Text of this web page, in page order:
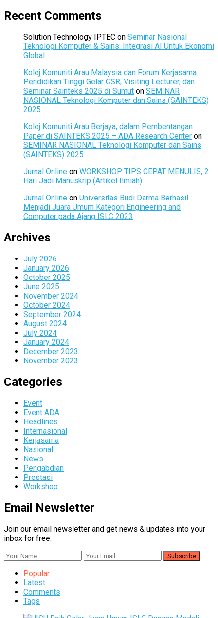
Recent Comments
Solution Technology IPTEC on Seminar Nasional
Teknologi Komputer & Sains: Integrasi AI Untuk Ekonomi
Global
Kolej Komuniti Arau Malaysia dan Forum Kerjasama
Pendidikan Tinggi Gelar CSR, Visiting Lecturer, dan
Seminar Sainteks 2025 di Sumut on SEMINAR
NASIONAL Teknologi Komputer dan Sains (SAINTEKS)
2025
Kolej Komuniti Arau Berjaya, dalam Pembentangan
Paper di SAINTEKS 2025 – ADA Research Center on
SEMINAR NASIONAL Teknologi Komputer dan Sains
(SAINTEKS) 2025
Jurnal Online on WORKSHOP TIPS CEPAT MENULIS, 2
Hari Jadi Manuskrip (Artikel Ilmiah)
Jurnal Online on Universitas Budi Darma Berhasil
Menjadi Juara Umum Kategori Engineering and
Computer pada Ajang ISLC 2023
Archives
July 2026
January 2026
October 2025
June 2025
November 2024
October 2024
September 2024
August 2024
July 2024
January 2024
December 2023
November 2023
Categories
Event
Event ADA
Headlines
Internasional
Kerjasama
Nasional
News
Pengabdian
Prestasi
Workshop
Email Newsletter
Join our email newsletter and get news & updates into your
inbox for free.
Popular
Latest
Comments
Tags